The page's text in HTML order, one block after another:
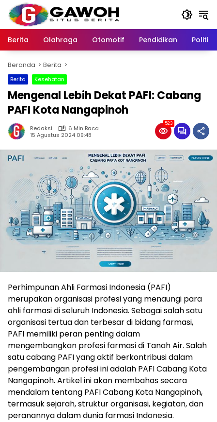
Langsung
konten
Berita
Olahraga Otomotif Pendidikan Politik
Beranda Berita
Berita Kesehatan
Mengenal Lebih Dekat PAFI: Cabang
PAFI Kota Nangapinoh
Redaksi
6 Min Baca
15 Agustus 2024 09:48
523
Perhimpunan Ahli Farmasi Indonesia (PAFI)
merupakan organisasi profesi yang menaungi para
ahli farmasi di seluruh Indonesia. Sebagai salah satu
organisasi tertua dan terbesar di bidang farmasi,
PAFI memiliki peran penting dalam
mengembangkan profesi farmasi di Tanah Air. Salah
satu cabang PAFI yang aktif berkontribusi dalam
pengembangan profesi ini adalah PAFI Cabang Kota
Nangapinoh. Artikel ini akan membahas secara
mendalam tentang PAFI Cabang Kota Nangapinoh,
termasuk sejarah, struktur organisasi, kegiatan, dan
peranannya dalam dunia farmasi Indonesia.